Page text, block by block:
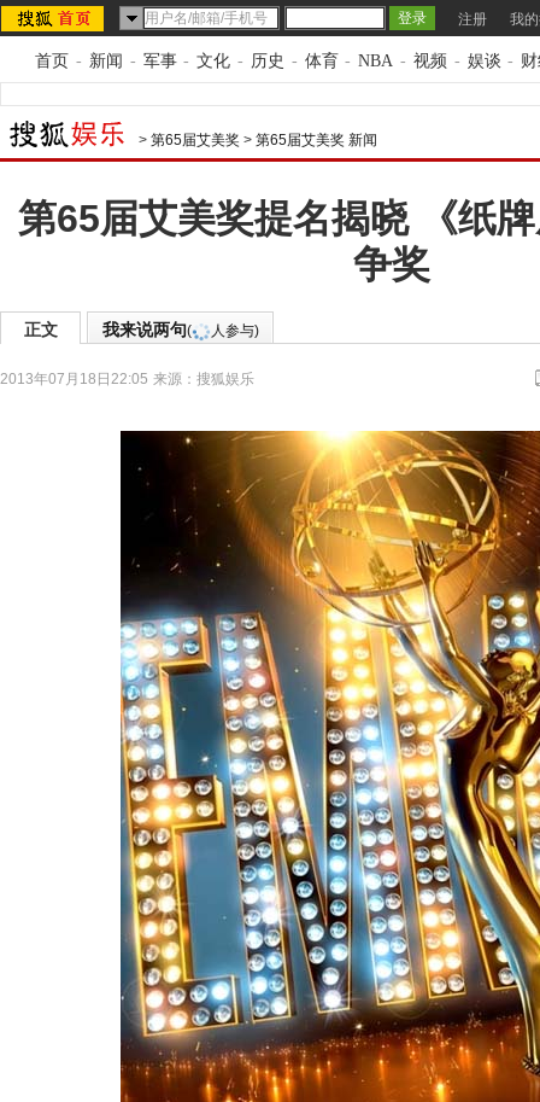
注册 我
首页 - 新闻 - 军事 - 文化 - 历史 - 体育 - NBA - 视频 - 娱谈 -
> 第65届艾美奖 > 第65届艾美奖 新闻
第65届艾美奖提名揭晓 《纸
争奖
正文 我来说两句( 人参与)
2013年07月18日22:05 来源： 搜狐娱乐